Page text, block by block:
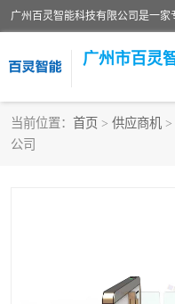
广州市百灵
当前位置： 首页 > 供应商机 >
公司
安防监控红外报警系统